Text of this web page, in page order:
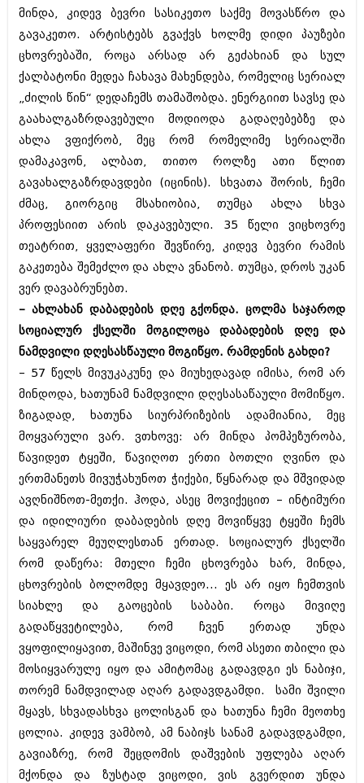
აგვისტო 2009 (14)
ივლისი 2009 (118)
თებერვალი 0216 (1)
დეკემბერი 0215 (1)
ოქტომბერი 0215 (1)
აგვისტო 0212 (1)
ივნისი 0212 (2)
ნოემბერი 0201 (1)
მინდა, კიდევ ბევრი სასიკეთო საქმე მოვასწრო და
გავაკეთო. არტისტებს გვაქვს ხოლმე დიდი პაუზები
ცხოვრებაში, როცა არსად არ გეძახიან და სულ
ქალბატონი მედეა ჩახავა მახენდება, რომელიც სერიალ
„ძილის წინ“ დედაჩემს თამაშობდა. ენერგიით სავსე და
გაახალგაზრდავებული მოდიოდა გადაღებებზე და
ახლა ვფიქრობ, მეც რომ რომელიმე სერიალში
დამაკავონ, ალბათ, თითო როლზე ათი წლით
გავახალგაზრდავდები (იცინის). სხვათა შორის, ჩემი
ძმაც, გიორგიც მსახიობია, თუმცა ახლა სხვა
პროფესიით არის დაკავებული. 35 წელი ვიცხოვრე
თეატრით, ყველაფერი შევწირე, კიდევ ბევრი რამის
გაკეთება შემეძლო და ახლა ვნანობ. თუმცა, დროს უკან
ვერ დავაბრუნებთ.
– ახლახან დაბადების დღე გქონდა. ცოლმა საჯაროდ
სოციალურ ქსელში მოგილოცა დაბადების დღე და
ნამდვილი დღესასწაული მოგიწყო. რამდენის გახდი?
– 57 წელს მივუკაკუნე და მიუხედავად იმისა, რომ არ
მინდოდა, ხათუნამ ნამდვილი დღესასაწაული მომიწყო.
ზიგადად, ხათუნა სიურპრიზების ადამიანია, მეც
მოყვარული ვარ. ვთხოვე: არ მინდა პომპეზურობა,
წავიდეთ ტყეში, წავიღოთ ერთი ბოთლი ღვინო და
ერთმანეთს მივუჭახუნოთ ჭიქები, წყნარად და მშვიდად
ავღნიშნოთ-მეთქი. ჰოდა, ასეც მოვიქეცით – ინტიმური
და იდილიური დაბადების დღე მოვიწყვე ტყეში ჩემს
საყვარელ მეუღლესთან ერთად. სოციალურ ქსელში
რომ დაწერა: მთელი ჩემი ცხოვრება ხარ, მინდა,
ცხოვრების ბოლომდე მყავდეო... ეს არ იყო ჩემთვის
სიახლე და გაოცების საბაბი. როცა მივიღე
გადაწყვეტილება, რომ ჩვენ ერთად უნდა
ვყოფილიყავით, მაშინვე ვიცოდი, რომ ასეთი თბილი და
მოსიყვარულე იყო და ამიტომაც გადავდგი ეს ნაბიჯი,
თორემ ნამდვილად აღარ გადავდგამდი. სამი შვილი
მყავს, სხვადასხვა ცოლისგან და ხათუნა ჩემი მეოთხე
ცოლია. კიდევ ვამბობ, ამ ნაბიჯს სანამ გადავდგამდი,
გავიაზრე, რომ შეცდომის დაშვების უფლება აღარ
მქონდა და ზუსტად ვიცოდი, ვის გვერდით უნდა